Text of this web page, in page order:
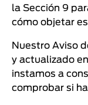
la Sección 9
cómo objetar
Nuestro Aviso
y actualizado
instamos a
comprobar si